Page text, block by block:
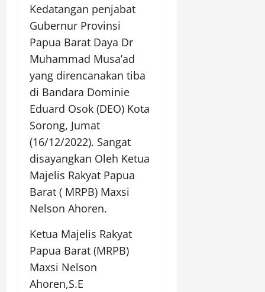
Kedatangan penjabat
Gubernur Provinsi
Papua Barat Daya Dr
Muhammad Musa’ad
yang direncanakan tiba
di Bandara Dominie
Eduard Osok (DEO) Kota
Sorong, Jumat
(16/12/2022). Sangat
disayangkan Oleh Ketua
Majelis Rakyat Papua
Barat ( MRPB) Maxsi
Nelson Ahoren.
Ketua Majelis Rakyat
Papua Barat (MRPB)
Maxsi Nelson
Ahoren,S.E